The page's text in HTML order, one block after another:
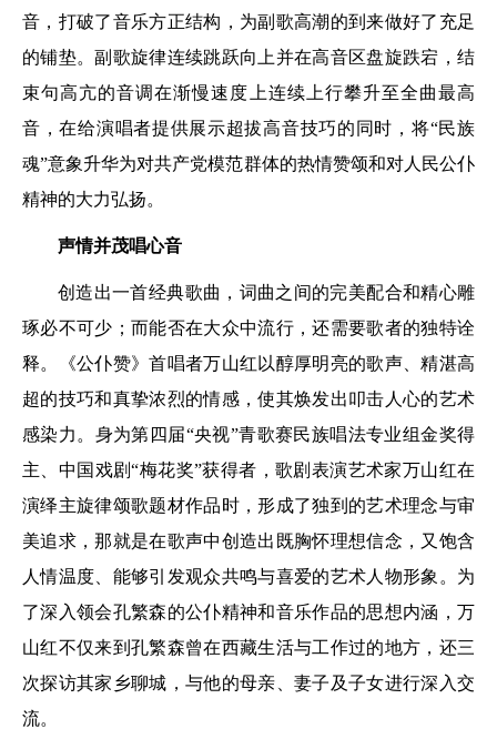
音，打破了音乐方正结构，为副歌高潮的到来做好了充足
的铺垫。副歌旋律连续跳跃向上并在高音区盘旋跌宕，结
束句高亢的音调在渐慢速度上连续上行攀升至全曲最高
音，在给演唱者提供展示超拔高音技巧的同时，将“民族
魂”意象升华为对共产党模范群体的热情赞颂和对人民公仆
精神的大力弘扬。
声情并茂唱心音
创造出一首经典歌曲，词曲之间的完美配合和精心雕
琢必不可少；而能否在大众中流行，还需要歌者的独特诠
释。《公仆赞》首唱者万山红以醇厚明亮的歌声、精湛高
超的技巧和真挚浓烈的情感，使其焕发出叩击人心的艺术
感染力。身为第四届“央视”青歌赛民族唱法专业组金奖得
主、中国戏剧“梅花奖”获得者，歌剧表演艺术家万山红在
演绎主旋律颂歌题材作品时，形成了独到的艺术理念与审
美追求，那就是在歌声中创造出既胸怀理想信念，又饱含
人情温度、能够引发观众共鸣与喜爱的艺术人物形象。为
了深入领会孔繁森的公仆精神和音乐作品的思想内涵，万
山红不仅来到孔繁森曾在西藏生活与工作过的地方，还三
次探访其家乡聊城，与他的母亲、妻子及子女进行深入交
流。